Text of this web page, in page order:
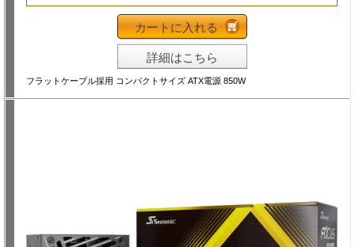
カートに入れる
詳細はこちら
フラットケーブル採用 コンパクトサイズ ATX電源 850W